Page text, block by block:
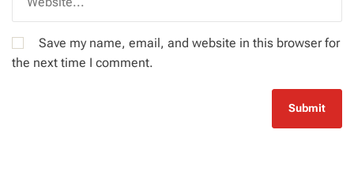
Save my name, email, and website in this browser for
the next time I comment.